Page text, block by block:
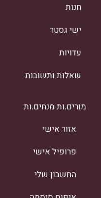
חנות
ישי גסטר
עדויות
שאלות ותשובות
מורים.ות מנחים.ות
אזור אישי
פרופיל אישי
החשבון שלי